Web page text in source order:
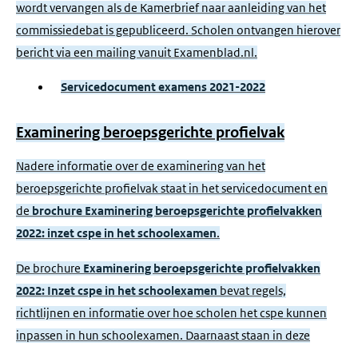
wordt vervangen als de Kamerbrief naar aanleiding van het
commissiedebat is gepubliceerd. Scholen ontvangen hierover
bericht via een mailing vanuit Examenblad.nl.
Servicedocument examens 2021-2022
Examinering beroepsgerichte profielvak
Nadere informatie over de examinering van het
beroepsgerichte profielvak staat in het servicedocument en
de brochure Examinering beroepsgerichte profielvakken
2022: inzet cspe in het schoolexamen.
De brochure Examinering beroepsgerichte profielvakken
2022: Inzet cspe in het schoolexamen bevat regels,
richtlijnen en informatie over hoe scholen het cspe kunnen
inpassen in hun schoolexamen. Daarnaast staan in deze